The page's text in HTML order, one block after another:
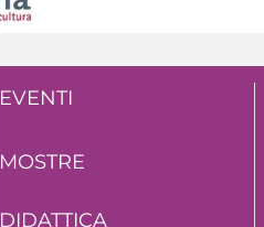
EVENTI
MOSTRE
DIDATTICA